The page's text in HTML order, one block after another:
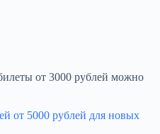
от 3000 рублей можно